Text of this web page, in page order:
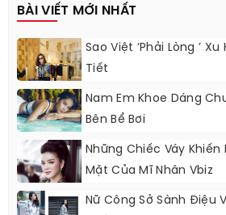
BÀI VIẾT MỚI NHẤT
Sao Việt ‘phải Lòng ’ Xu
Tiết
Nam Em Khoe Dáng
Bên Bể Bơi
Những Chiếc Váy Khiến
Mặt Của Mĩ Nhân Vbiz
Nữ Công Sở Sành Điệu